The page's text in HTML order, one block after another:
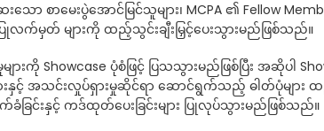
စာမေးပွဲအောင်မြင်သူများ၊ MCPA ၏ Fellow
က်မှတ် များကို ထည့်သွင်းချီးမြှင့်ပေးသွားမည်ဖြစ်သည်။
ကို Showcase ပုံစံဖြင့် ပြသသွားမည်ဖြစ်ပြီး အဆိုပါ
များနှင့် အသင်းလှုပ်ရှားမှုဆိုင်ရာ ဆောင်ရွက်သည့် ဓါတ်ပုံများ
င်းနှင့် ကဒ်ထုတ်ပေးခြင်းများ ပြုလုပ်သွားမည်ဖြစ်သည်။